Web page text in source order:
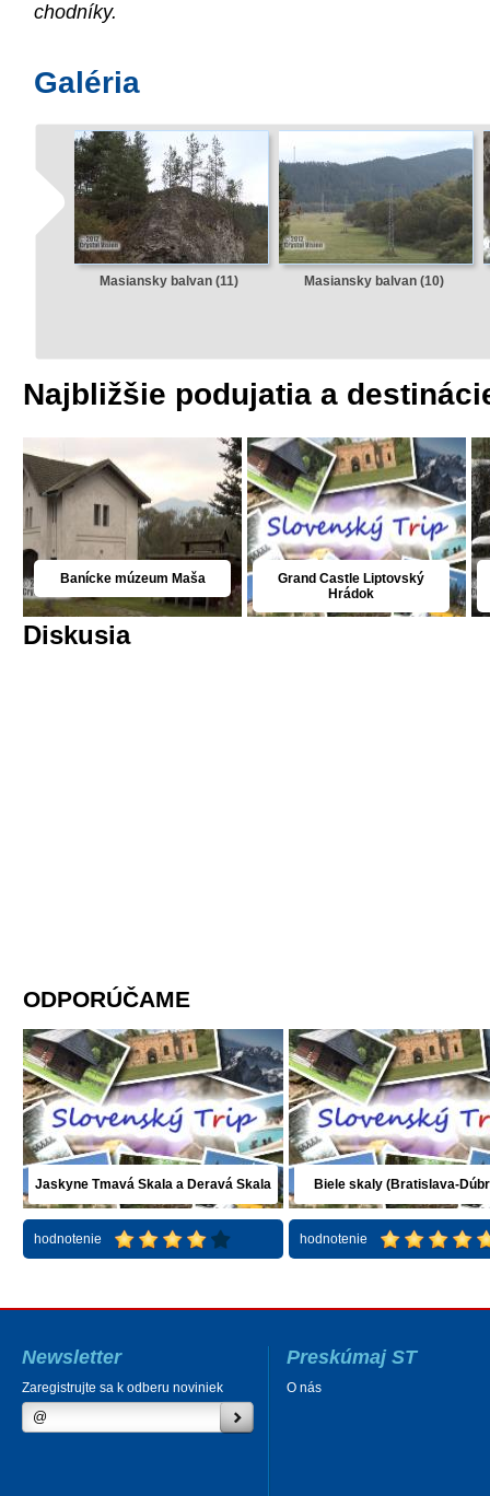
chodníky.
Galéria
Masiansky balvan (11) Masiansky balvan (10)
Najbližšie podujatia a
Banícke múzeum Maša
Grand Castle Liptovský
Hrádok
Diskusia
ODPORÚČAME
Jaskyne Tmavá Skala a Deravá Skala
(Plavecký Mikuláš)
hodnotenie
Biele skaly (Bratislava-
hodnotenie
Newsletter
Zaregistrujte sa k odberu noviniek
Preskúmaj ST
O nás